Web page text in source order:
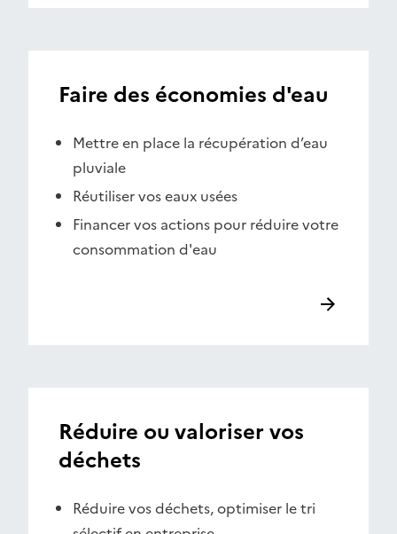
Faire des économies d'eau
Mettre en place la récupération d’eau
pluviale
Réutiliser vos eaux usées
Financer vos actions pour réduire votre
consommation d'eau
Réduire ou valoriser vos
déchets
Réduire vos déchets, optimiser le tri